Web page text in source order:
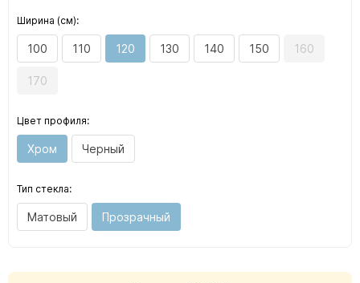
Ширина (см):
100 110 120 130 140 150 160
170
Цвет профиля:
Хром Черный
Тип стекла:
Матовый Прозрачный